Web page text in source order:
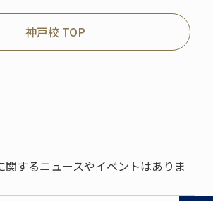
神戸校 TOP
関するニュースやイベントはありま